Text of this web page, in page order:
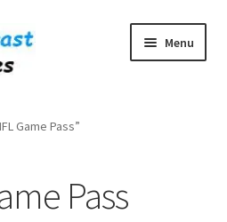
Menu
Game Pass”
Pass